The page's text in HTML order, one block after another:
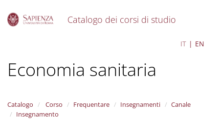
Catalogo dei corsi di studio
IT EN
Economia sanitaria
Catalogo Corso Frequentare Insegnamenti
Canale
Insegnamento